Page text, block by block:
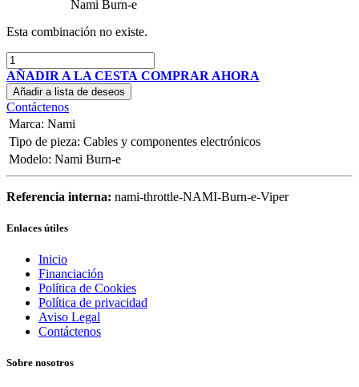
Nami Burn-e
Esta combinación no existe.
AÑADIR A LA CESTA COMPRAR AHORA
Añadir a lista de deseos
Contáctenos
Marca: Nami
Tipo de pieza: Cables y componentes electrónicos
Modelo: Nami Burn-e
Referencia interna: nami-throttle-NAMI-Burn-e-Viper
Enlaces útiles
Inicio
Financiación
Política de Cookies
Política de privacidad
Aviso Legal
Contáctenos
Sobre nosotros